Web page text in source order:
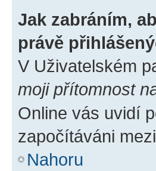
Jak zabráním,
právě
V Uživatelském
moji přítomnost
Online vás uvidí
započítáváni
Nahoru